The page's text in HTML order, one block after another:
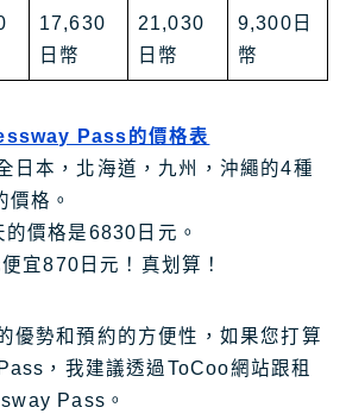
17,630
日幣
21,030
日幣
9,300日
幣
Pass的價格表
日本，北海道，九州，沖繩的4種
格。
價格是6830日元。
宜870日元！真划算！
優勢和預約的方便性，如果您打算
，我建議透過ToCoo網站跟租
Pass。